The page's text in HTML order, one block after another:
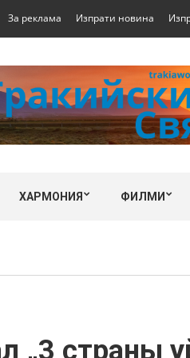
За реклама Изпрати новина
ХАРМОНИЯ ФИЛМИ
страны